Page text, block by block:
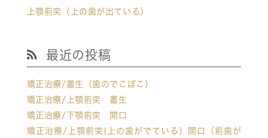
上顎前突（上の歯が出ている）
最近の投稿
矯正治療/叢生（歯のでこぼこ）
矯正治療/上顎前突 叢生
矯正治療/下顎前突 開口
矯正治療/上顎前突(上の歯がでている）開口（前歯が